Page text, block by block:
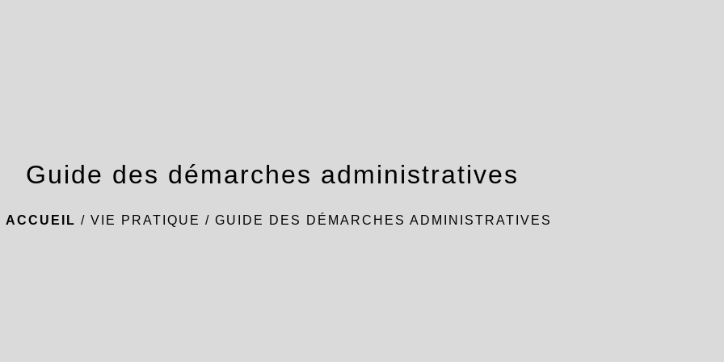
Guide des démarches administratives
ACCUEIL / VIE PRATIQUE / GUIDE DES DÉMARCHES ADMINISTRATIVES